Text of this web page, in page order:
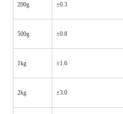
200g ±0.3
500g ±0.8
1kg ±1.6
2kg ±3.0